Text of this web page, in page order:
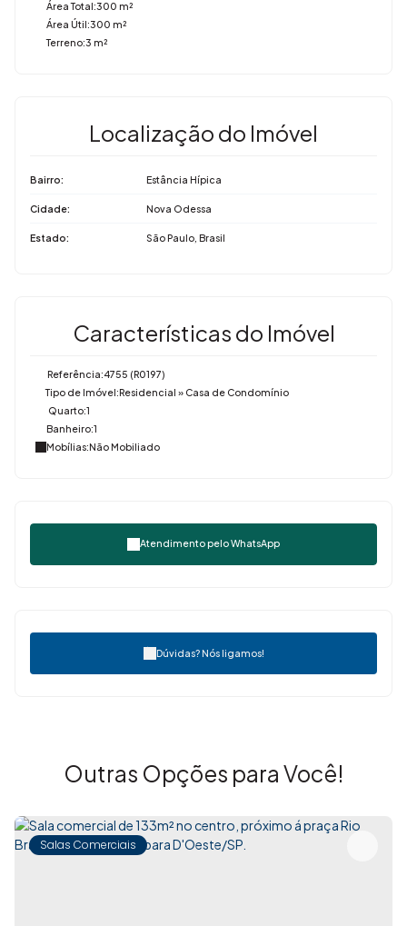
Área Total:300 m²
Área Útil:300 m²
Terreno:3 m²
Localização do Imóvel
Bairro: Estância Hípica
Cidade: Nova Odessa
Estado: São Paulo, Brasil
Características do Imóvel
Referência:4755 (R0197)
Tipo de Imóvel:Residencial » Casa de Condomínio
Quarto:1
Banheiro:1
Mobílias:Não Mobiliado
Atendimento peloWhatsApp
Dúvidas? Nós ligamos!
Outras Opções para Você!
Salas Comerciais